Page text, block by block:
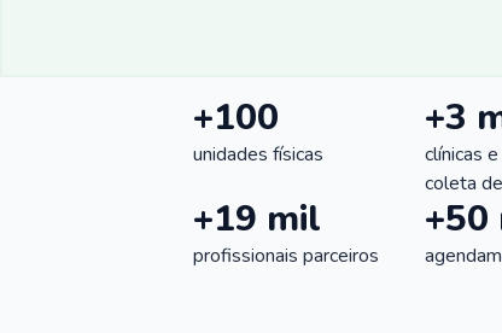
+100
unidades físicas
+3
clínicas
coleta
+19 mil
profissionais parceiros
+50